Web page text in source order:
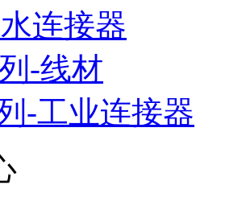
连接器
-线材
-工业连接器